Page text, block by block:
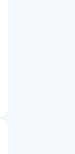
Hosanna Ministries